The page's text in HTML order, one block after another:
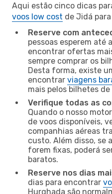
Aqui estão cinco dicas
voos low cost de Jidá
Reserve com
pessoas esperem até
encontrar ofertas
sempre comprar os
Desta forma, existe
encontrar viagens
mais pelos bilhetes de
Verifique todas as
Quando o nosso
de voos disponíveis,
companhias aéreas
custo. Além disso, se
forem fixas, poderá
baratos.
Reserve nos dias
dias para encontrar
Hurghada são